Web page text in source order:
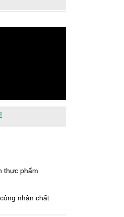
thực phẩm
nhận chất